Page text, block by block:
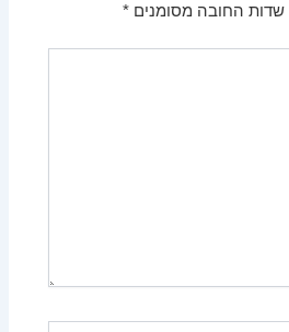
שדות החובה מסומנים*